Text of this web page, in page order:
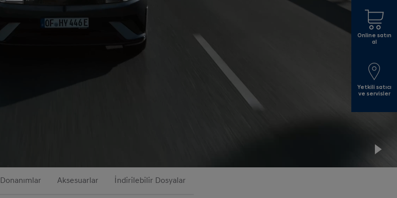
Donanımlar Aksesuarlar İndirilebilir Dosyalar
Online satın
al
Yetkili satıcı
ve servisler